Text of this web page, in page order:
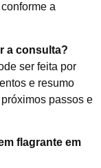
a
a consulta?
ser feita por
e resumo
passos e
flagrante em